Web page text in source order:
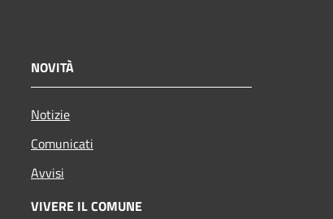
NOVITÀ
Notizie
Comunicati
Avvisi
VIVERE IL COMUNE